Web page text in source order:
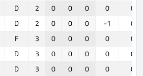
D 2 0 0 0 0
0
D 2 0 0 0 -1
0
F 3 0 0 0 0
0
D 3 0 0 0 0
0
D 3 0 0 0 0
0